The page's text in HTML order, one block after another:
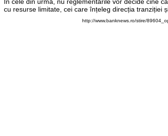
cu resurse limitate, cei care înțeleg direcția tranziției
http://www.banknews.ro/stire/